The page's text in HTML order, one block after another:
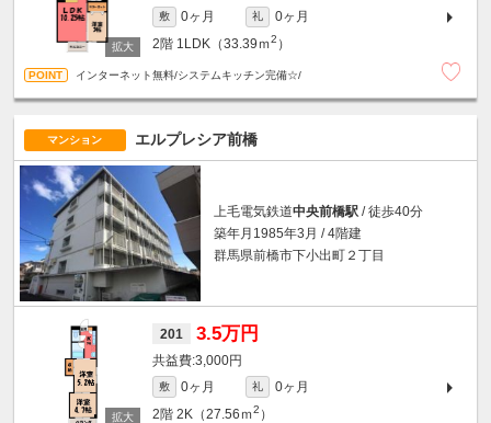
敷 0ヶ月 礼
0ヶ月
2階 1LDK（33.39ｍ2 ）
インターネット無料/システムキッチン完備☆/
マンション エルプレシア前橋
上毛電気鉄道中央前橋駅 / 徒歩40分
築年月1985年3月 / 4階建
群馬県前橋市下小出町２丁目
201 3.5万円
3,000円
敷 0ヶ月 礼
0ヶ月
2階 2K（27.56ｍ2 ）